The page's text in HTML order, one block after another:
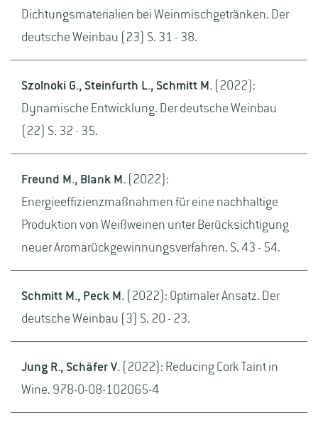
Dichtungsmaterialien bei Weinmischgetränken. Der
deutsche Weinbau (23) S. 31 - 38.
Szolnoki G., Steinfurth L., Schmitt M. (2022):
Dynamische Entwicklung. Der deutsche Weinbau
(22) S. 32 - 35.
Freund M., Blank M. (2022):
Energieeffizienzmaßnahmen für eine nachhaltige
Produktion von Weißweinen unter Berücksichtigung
neuer Aromarückgewinnungsverfahren. S. 43 - 54.
Schmitt M., Peck M. (2022): Optimaler Ansatz. Der
deutsche Weinbau (3) S. 20 - 23.
Jung R., Schäfer V. (2022): Reducing Cork Taint in
Wine. 978-0-08-102065-4